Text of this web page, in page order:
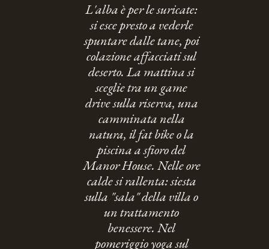
L'alba è per le suricate:
si esce presto a vederle
spuntare dalle tane, poi
colazione affacciati sul
deserto. La mattina si
sceglie tra un game
drive sulla riserva, una
camminata nella
natura, il fat bike o la
piscina a sfioro del
Manor House. Nelle ore
calde si rallenta: siesta
sulla "sala" della villa o
un trattamento
benessere. Nel
pomeriggio yoga sul